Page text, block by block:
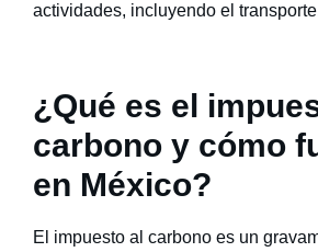
actividades, incluyendo el
¿Qué es el
carbono y cómo
en México?
El impuesto al carbono es un